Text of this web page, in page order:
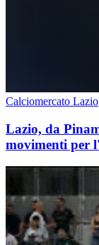
Calciomercato Lazio
Lazio, da
movimenti per